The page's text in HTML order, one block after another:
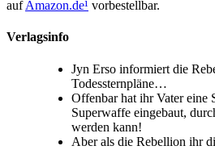
aufAmazon.de¹ vorbestellbar.
Verlagsinfo
Jyn Erso informiert die
Todessternpläne…
Offenbar hat ihr Vater eine
Superwaffe eingebaut,
werden kann!
Aber als die Rebellion ihr